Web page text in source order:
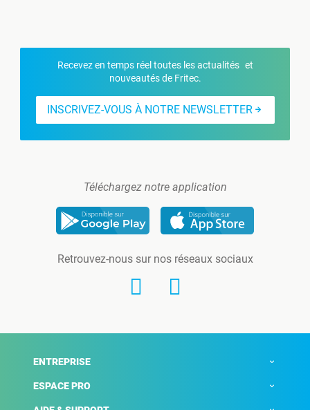
Recevez en temps réel toutes les actualités et
nouveautés de Fritec.
INSCRIVEZ-VOUS À NOTRE NEWSLETTER
Téléchargez notre application
Retrouvez-nous sur nos réseaux sociaux
ENTREPRISE
ESPACE PRO